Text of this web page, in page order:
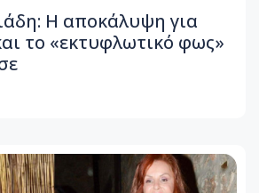
Η αποκάλυψη για
το «εκτυφλωτικό φως»